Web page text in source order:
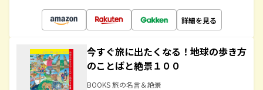
詳細を見る
今すぐ旅に出たくなる！地球の歩き方
のことばと絶景１００
BOOKS 旅の名言＆絶景